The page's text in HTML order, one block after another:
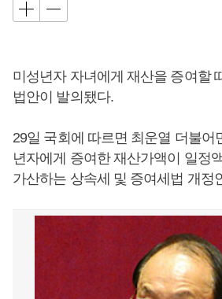
미성년자 자녀에게 재산을 증여할
법안이 발의됐다.
29일 국회에 따르면 최운열 더불어
년자에게 증여한 재산가액이 일정
가산하는 상속세 및 증여세법 개정